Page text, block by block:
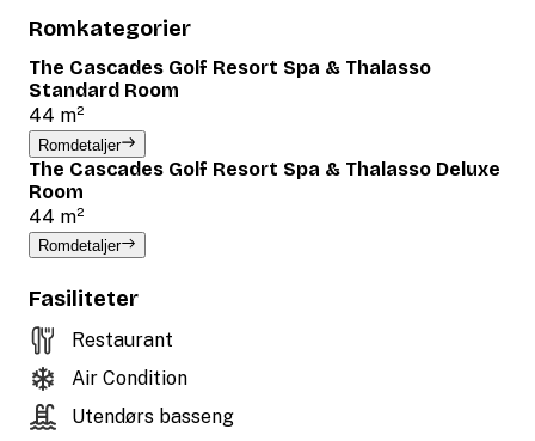
Romkategorier
The Cascades Golf Resort Spa & Thalasso
Standard Room
44 m²
Romdetaljer
The Cascades Golf Resort Spa & Thalasso Deluxe
Room
44 m²
Romdetaljer
Fasiliteter
Restaurant
Air Condition
Utendørs basseng